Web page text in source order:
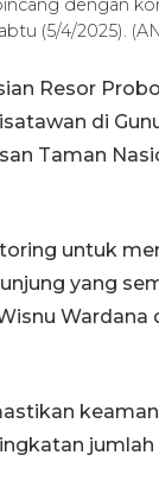
dengan
(5/4/2025).
Resor
di
Taman
untuk
yang